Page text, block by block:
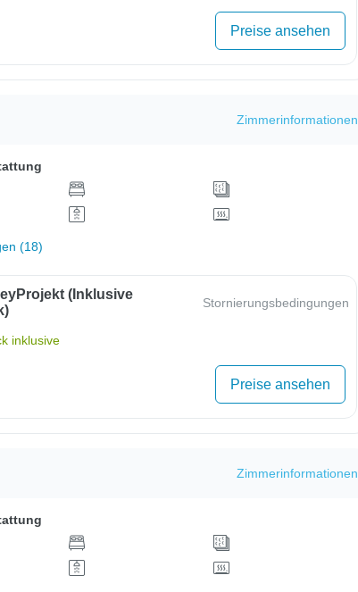
Preise ansehen
Zimmerinformationen
(18)
(inklusive
Stornierungsbedingungen
inklusive
Preise ansehen
Zimmerinformationen